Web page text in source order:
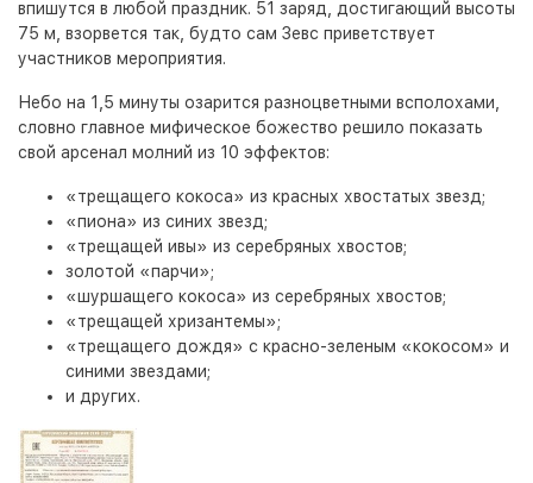
впишутся в любой праздник. 51 заряд, достигающий высоты
75 м, взорвется так, будто сам Зевс приветствует
участников мероприятия.
Небо на 1,5 минуты озарится разноцветными всполохами,
словно главное мифическое божество решило показать
свой арсенал молний из 10 эффектов:
«трещащего кокоса» из красных хвостатых звезд;
«пиона» из синих звезд;
«трещащей ивы» из серебряных хвостов;
золотой «парчи»;
«шуршащего кокоса» из серебряных хвостов;
«трещащей хризантемы»;
«трещащего дождя» с красно-зеленым «кокосом» и
синими звездами;
и других.